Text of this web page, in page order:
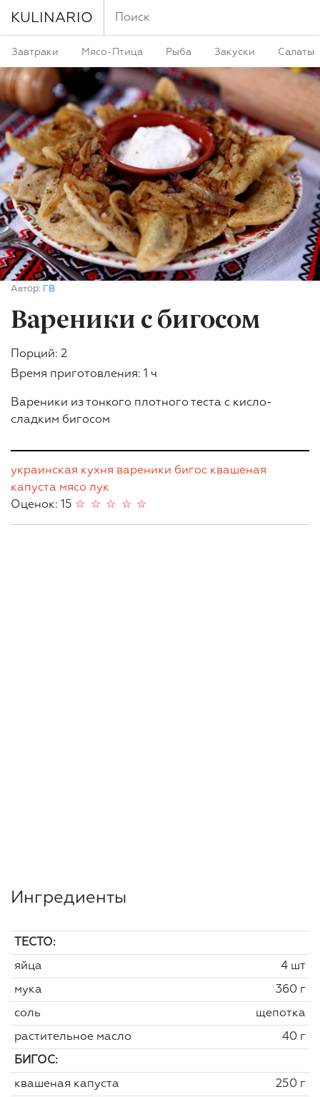
KULINARIO
Завтраки Мясо-Птица Рыба Закуски Салаты
Автор: ГВ
Вареники с бигосом
Порций: 2
Время приготовления: 1 ч
Вареники из тонкого плотного теста с кисло-
сладким бигосом
украинская кухня вареники бигос квашеная
капуста мясо лук
Оценок: 15
☆
☆
☆
☆
☆
Ингредиенты
ТЕСТО:
яйца 4 шт
мука 360 г
соль щепотка
растительное масло 40 г
БИГОС:
квашеная капуста 250 г